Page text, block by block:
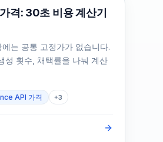
격: 30초 비용 계산기
는 공통 고정가가 없습니다.
성 횟수, 채택률을 나눠 계산
API 가격 +3